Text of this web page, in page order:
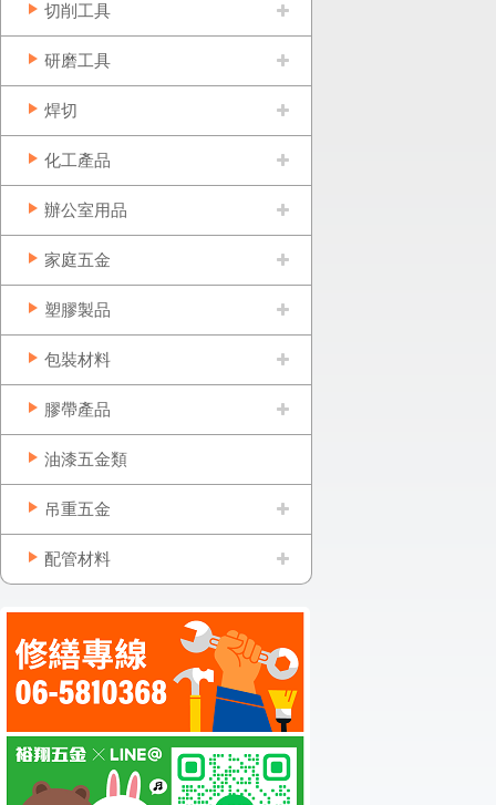
切削工具
研磨工具
焊切
化工產品
辦公室用品
家庭五金
塑膠製品
包裝材料
膠帶產品
油漆五金類
吊重五金
配管材料